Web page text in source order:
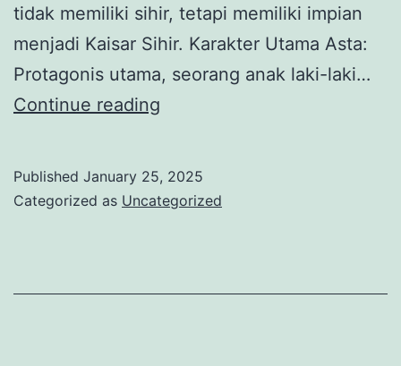
tidak memiliki sihir, tetapi memiliki impian
menjadi Kaisar Sihir. Karakter Utama Asta:
Protagonis utama, seorang anak laki-laki…
Continue reading
MUNCUL
Published January 25, 2025
Categorized as Uncategorized